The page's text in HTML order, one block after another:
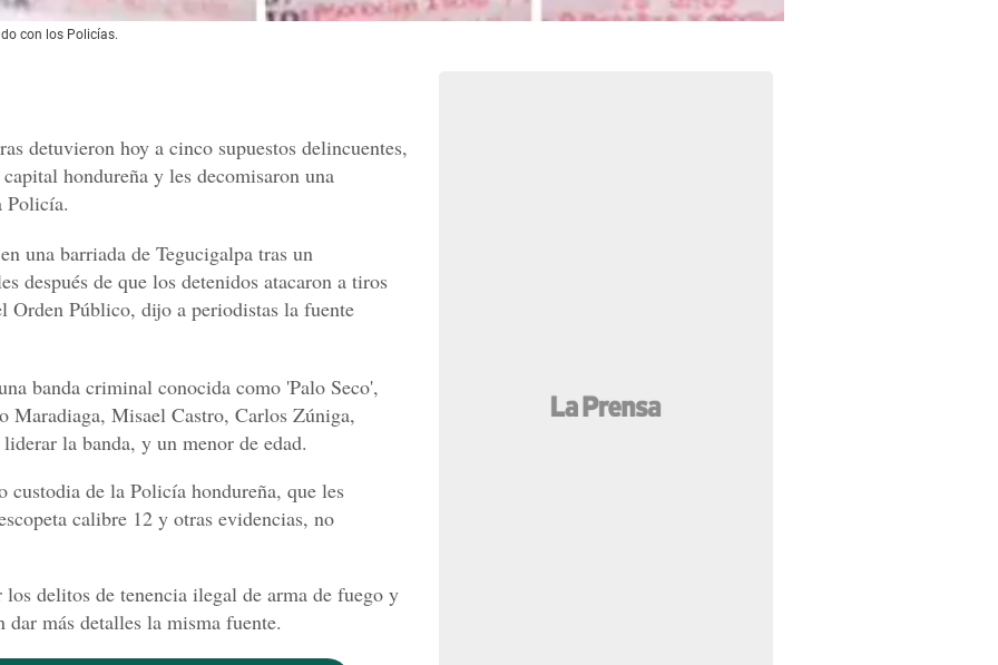
con los Policías.
detuvieron hoy a cinco supuestos delincuentes,
hondureña y les decomisaron una
Policía.
una barriada de Tegucigalpa tras un
después de que los detenidos atacaron a tiros
Público, dijo a periodistas la fuente
banda criminal conocida como 'Palo Seco',
Maradiaga, Misael Castro, Carlos Zúniga,
la banda, y un menor de edad.
custodia de la Policía hondureña, que les
calibre 12 y otras evidencias, no
los delitos de tenencia ilegal de arma de fuego y
más detalles la misma fuente.